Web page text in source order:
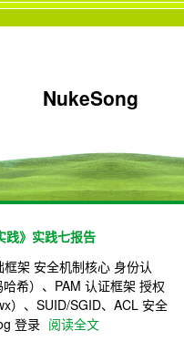
NukeSong
践》实践七报告
架 安全机制核心 身份认
希）、PAM 认证框架 授权
）、SUID/SGID、ACL 安全
登录 阅读全文